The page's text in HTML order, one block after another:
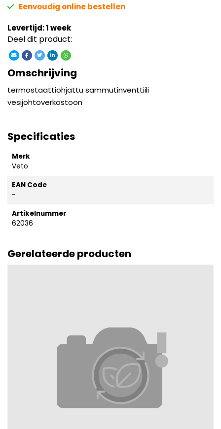
Eenvoudig online bestellen
Levertijd: 1 week
Deel dit product:
Omschrijving
termostaattiohjattu sammutinventtiili
vesijohtoverkostoon
Specificaties
Merk
Veto
EAN Code
-
Artikelnummer
62036
Gerelateerde producten